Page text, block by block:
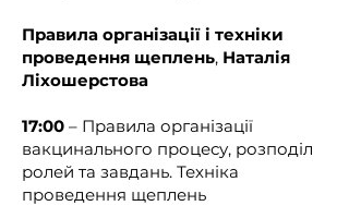
У медичних кабінетах аптечних
закладів для здійснення вакцинації
працівники (фармацевти,
фармацевти клінічні), які пройшли
спеціальні щорічні навчання з
питань вакцинації, правил
Правила організації і техніки
проведення щеплень, Наталія
Ліхошерстова
17:00 – Правила організації
вакцинального процесу, розподіл
ролей та завдань. Техніка
проведення щеплень